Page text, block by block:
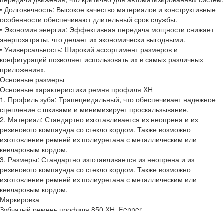
• Долговечность: Высокое качество материалов и конструктивные
особенности обеспечивают длительный срок службы.
• Экономия энергии: Эффективная передача мощности снижает
энергозатраты, что делает их экономически выгодными.
• Универсальность: Широкий ассортимент размеров и
конфигураций позволяет использовать их в самых различных
приложениях.
Основные размеры
Основные характеристики ремня профиля XH
1. Профиль зуба: Трапецеидальный, что обеспечивает надежное
сцепление с шкивами и минимизирует проскальзывание.
2. Материал: Стандартно изготавливается из неопрена и из
резинового компаунда со стекло кордом. Также возможно
изготовление ремней из полиуретана с металлическим или
кевларовым кордом.
3. Размеры: Стандартно изготавливается из неопрена и из
резинового компаунда со стекло кордом. Также возможно
изготовление ремней из полиуретана с металлическим или
кевларовым кордом.
Маркировка